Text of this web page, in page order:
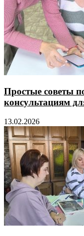
Простые советы
консультациям
13.02.2026